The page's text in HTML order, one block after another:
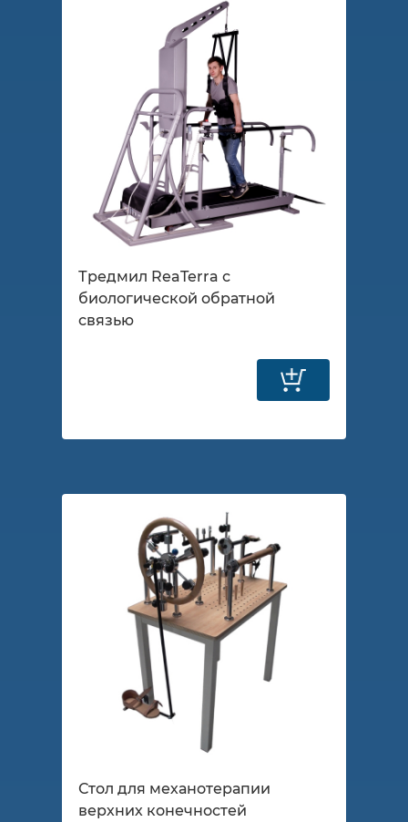
Тредмил ReaTerra с
биологической обратной
связью
Стол для механотерапии
верхних конечностей